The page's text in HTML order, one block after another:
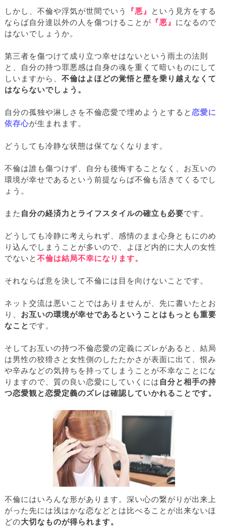
しかし、不倫や浮気が世間でいう 『悪』
という見方をする
ならば自分達以外の人を傷つけることが 『悪』 になるので
はないでしょうか。
第三者を傷つけて成り立つ幸せはないという雨土の法則
と、自分の持つ罪悪感は自身の魂を重くて暗いものにして
しいますから、 不倫はよほどの覚悟と壁を乗り越えなくて
はならないでしょう。
自分の孤独や淋しさを不倫恋愛で埋めようとすると 恋愛に
依存心が生まれます。
どうしても冷静な状態は保てなくなります。
不倫は誰も傷つけず、自分も後悔することなく、お互いの
環境が幸せであるという前提ならば不倫も活きてくるでし
ょう。
また 自分の経済力とライフスタイルの確立も必要です。
どうしても冷静に考えられず、感情のまま心身ともにのめ
り込んでしまうことが多いので、よほど内的に大人の女性
でないと 不倫は結局不幸になります。
それならば意を決して不倫には目を向けないことです。
ネット交流は悪いことではありませんが、先に書いたとお
り、 お互いの環境が幸せであるということはもっとも重要
なこと です。
そしてお互いの持つ不倫恋愛の定義にズレがあると、結局
は男性の狡猾さと女性側のしたたかさが表面に出て、恨み
や辛みなどの気持ちを持ってしまうことが不幸なことにな
りますので、質の良い恋愛にしていくには 自分と相手の持
つ恋愛観と恋愛定義のズレは確認していかれることです。
不倫にはいろんな形があります。深い心の繋がりが出来上
がった先には浅はかな恋などとは比べることが出来ないほ
どの大切なものが得られます。